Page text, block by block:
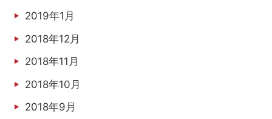
2019年1月
2018年12月
2018年11月
2018年10月
2018年9月